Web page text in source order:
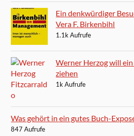
Ein denkwürdiger
Vera F. Birkenbihl
1.1k Aufrufe
Werner Herzog will
ziehen
1k Aufrufe
Was gehört in ein gutes Buch-
847 Aufrufe